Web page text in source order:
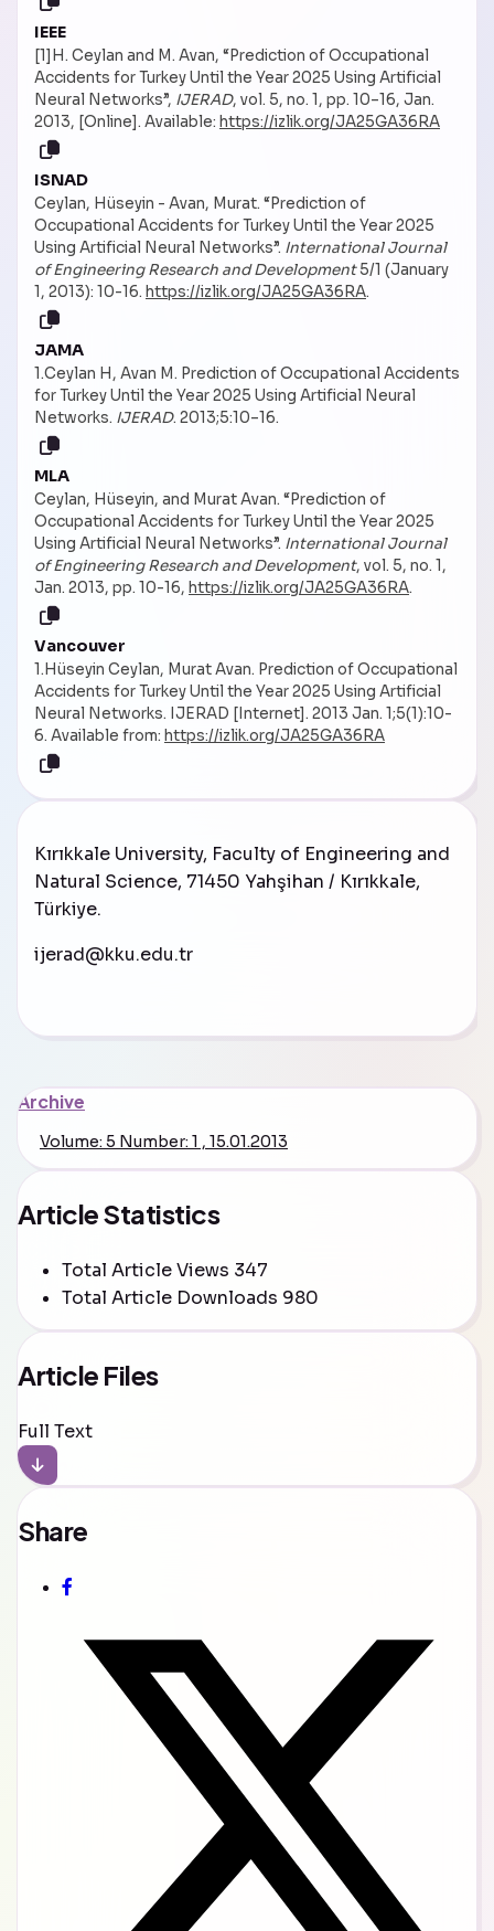
IEEE
[1]H. Ceylan and M. Avan, “Prediction of Occupational
Accidents for Turkey Until the Year 2025 Using Artificial
Neural Networks”, IJERAD, vol. 5, no. 1, pp. 10–16, Jan.
2013, [Online]. Available: https://izlik.org/JA25GA36RA
ISNAD
Ceylan, Hüseyin - Avan, Murat. “Prediction of
Occupational Accidents for Turkey Until the Year 2025
Using Artificial Neural Networks”. International Journal
of Engineering Research and Development5/1 (January
1, 2013): 10-16. https://izlik.org/JA25GA36RA.
JAMA
1.Ceylan H, Avan M. Prediction of Occupational Accidents
for Turkey Until the Year 2025 Using Artificial Neural
Networks. IJERAD. 2013;5:10–16.
MLA
Ceylan, Hüseyin, and Murat Avan. “Prediction of
Occupational Accidents for Turkey Until the Year 2025
Using Artificial Neural Networks”. International Journal
of Engineering Research and Development, vol. 5, no. 1,
Jan. 2013, pp. 10-16, https://izlik.org/JA25GA36RA.
Vancouver
1.Hüseyin Ceylan, Murat Avan. Prediction of Occupational
Accidents for Turkey Until the Year 2025 Using Artificial
Neural Networks. IJERAD [Internet]. 2013 Jan. 1;5(1):10-
6. Available from: https://izlik.org/JA25GA36RA
Kırıkkale University, Faculty of Engineering and
Natural Science, 71450 Yahşihan / Kırıkkale,
Türkiye.
ijerad@kku.edu.tr
Archive
Volume: 5 Number: 1 , 15.01.2013
Article Statistics
Total Article Views 347
Total Article Downloads 980
Article Files
Full Text
Share